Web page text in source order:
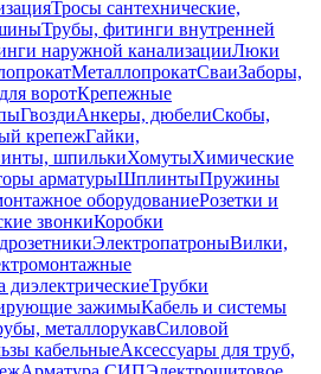
Тросы сантехнические,
Трубы, фитинги внутренней
наружной канализацииЛюки
МеталлопрокатСваиЗаборы,
воротКрепежные
ГвоздиАнкеры, дюбелиСкобы,
крепежГайки,
шпилькиХомутыХимические
арматурыШплинтыПружины
оборудованиеРозетки и
звонкиКоробки
ЭлектропатроныВилки,
диэлектрическиеТрубки
зажимыКабель и системы
металлорукавСиловой
кабельныеАксессуары для труб,